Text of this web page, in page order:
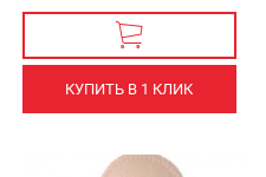
КУПИТЬ В 1 КЛИК